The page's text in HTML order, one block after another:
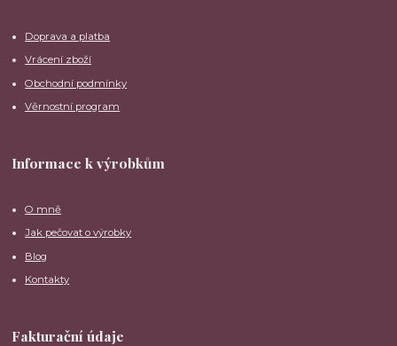
Doprava a platba
Vrácení zboží
Obchodní podmínky
Věrnostní program
Informace k výrobkům
O mně
Jak pečovat o výrobky
Blog
Kontakty
Fakturační údaje